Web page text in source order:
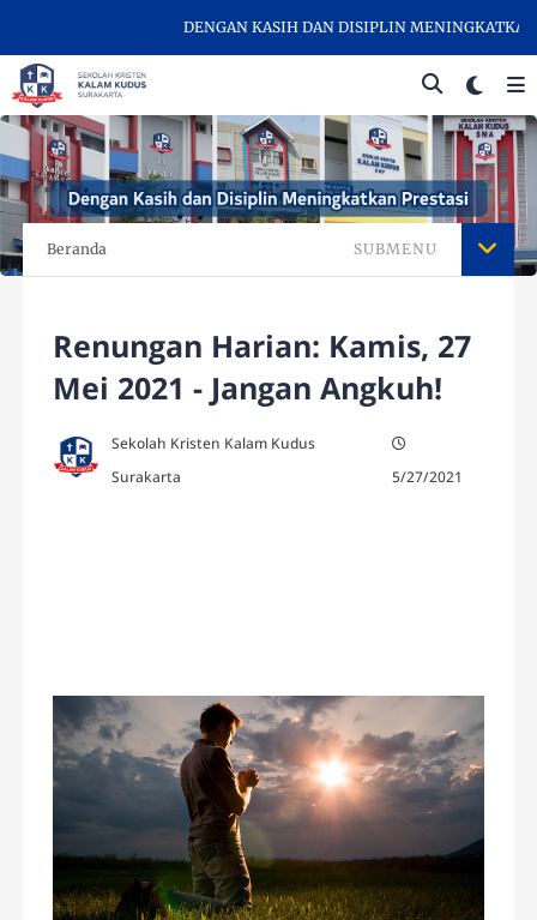
DENGAN KASIH DAN DISIPLIN MENINGKATKAN
Beranda SUBMENU
Renungan Harian: Kamis, 27
Mei 2021 - Jangan Angkuh!
Sekolah Kristen Kalam Kudus
Surakarta
5/27/2021